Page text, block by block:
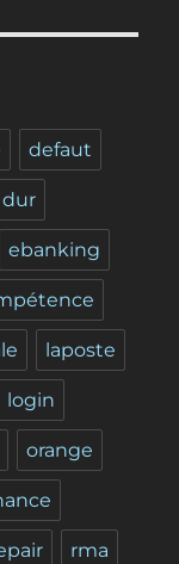
defaut
dur
ebanking
laposte
login
orange
rma